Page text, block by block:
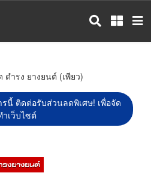
ำรง ยางยนต์ (เพียว)
นี้ ติดต่อรับส่วนลดพิเศษ! เพื่อจัด
ำเว็บไซต์